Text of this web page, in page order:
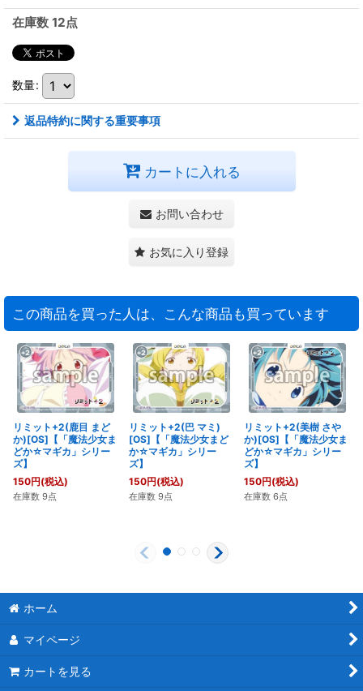
在庫数 12点
数量:
返品特約に関する重要事項
カートに入れる
お問い合わせ
お気に入り登録
この商品を買った人は、こんな商品も買っています
リミット+2(鹿目 まど
か)[OS]【「魔法少女ま
どか☆マギカ」シリー
ズ】
150円(税込)
在庫数 9点
リミット+2(巴 マミ)
[OS]【「魔法少女まど
か☆マギカ」シリー
ズ】
150円(税込)
在庫数 9点
リミット+2(美樹 さや
か)[OS]【「魔法少女ま
どか☆マギカ」シリー
ズ】
150円(税込)
在庫数 6点
ホーム
マイページ
カートを見る